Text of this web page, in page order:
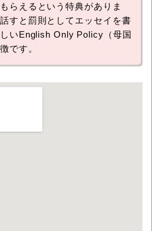
らえるという特典がありま
すと罰則としてエッセイを書
いEnglish Only Policy（母国
です。